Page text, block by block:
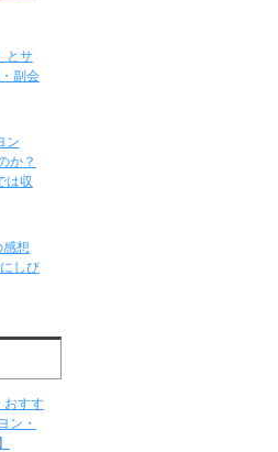
とサ
副会
ン
か？
は収
感想
しび
おすす
ン・